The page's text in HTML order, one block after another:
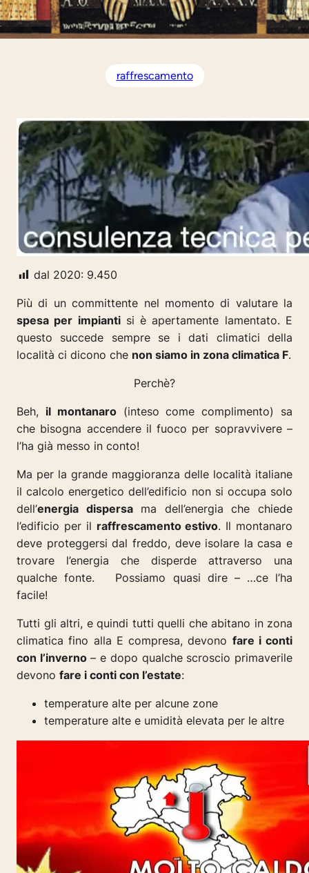
raffrescamento
dal 2020: 9.450
Più di un committente nel momento di valutare la
spesa per impiantisi è apertamente lamentato. E
questo succede sempre se i dati climatici della
località ci dicono che non siamo in zona climatica F.
Perchè?
Beh, il montanaro(inteso come complimento) sa
che bisogna accendere il fuoco per sopravvivere –
l’ha già messo in conto!
Ma per la grande maggioranza delle località italiane
il calcolo energetico dell’edificio non si occupa solo
dell’energia dispersama dell’energia che chiede
l’edificio per il raffrescamento estivo. Il montanaro
deve proteggersi dal freddo, deve isolare la casa e
trovare l’energia che disperde attraverso una
qualche fonte. Possiamo quasi dire – …ce l’ha
facile!
Tutti gli altri, e quindi tutti quelli che abitano in zona
climatica fino alla E compresa, devono fare i conti
con l’inverno– e dopo qualche scroscio primaverile
devono fare i conti con l’estate:
temperature alte per alcune zone
temperature alte e umidità elevata per le altre